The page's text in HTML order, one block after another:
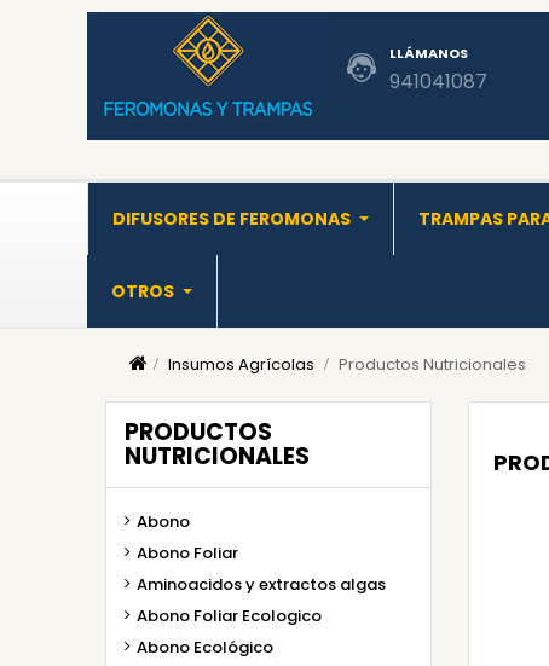
LLÁMANOS
941041087
DIFUSORES DE FEROMONAS TRAMPAS
OTROS
Insumos Agrícolas Productos Nutricionales
PRODUCTOS
NUTRICIONALES
Abono
Abono Foliar
Aminoacidos y extractos algas
Abono Foliar Ecologico
Abono Ecológico